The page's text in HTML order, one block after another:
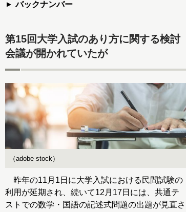
バックナンバー
第15回大学入試のあり方に関する検討
会議が開かれていたが
（adobe stock）
昨年の11月1日に大学入試における民間試験の
利用が延期され、続いて12月17日には、共通テ
ストでの数学・国語の記述式問題の出題が見直さ